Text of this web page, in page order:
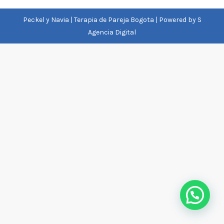
Peckel y Navia | Terapia de Pareja Bogota | Powered by S
Agencia Digital